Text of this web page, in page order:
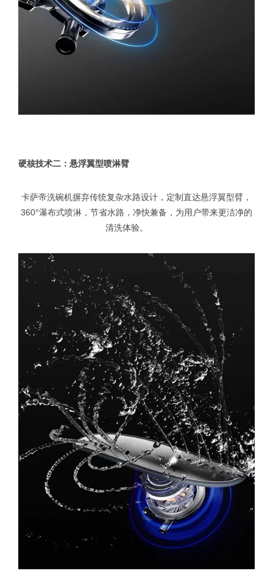
硬核技术二：悬浮翼型喷淋臂
卡萨帝洗碗机摒弃传统复杂水路设计，定制直达悬浮翼型臂，
360°瀑布式喷淋，节省水路，净快兼备，为用户带来更洁净的
清洗体验。